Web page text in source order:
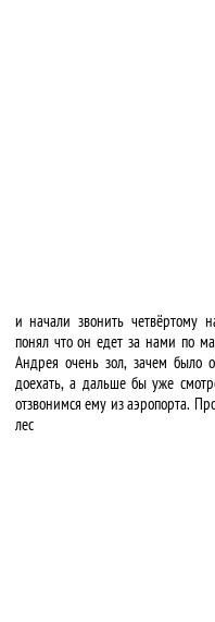
и начали звонить четвёртому
понял что он едет за нами по
Андрея очень зол, зачем было
доехать, а дальше бы уже
отзвонимся ему из аэропорта.
лес